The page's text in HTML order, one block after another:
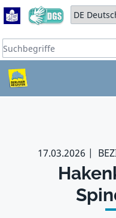
Zum Hauptbereich
Zum Hauptmenü
Sprache auswählen:
Suchbegriffe:
17.03.2026